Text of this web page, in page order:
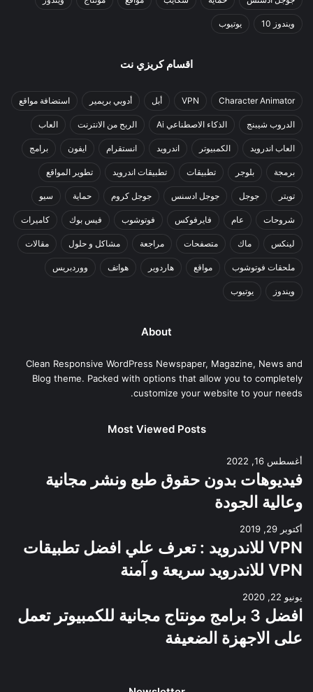
ويندوز 10 يوتيوب
اقسام كريزي نت
Character Animator
VPN أبل أدوبي بريمير استضافة مواقع
الدروب شيبنج الذكاء الاصطناعي Ai الربح من الانترنت العاب
العاب اندرويد الكمبيوتر اندرويد انستقرام ايفون برامج
برمجة بلوجر تطبيقات تطبيقات اندرويد تطوير المواقع
تويتر جوجل جوجل ادسنس جوجل كروم حماية سيو
شروحات عام فايرفوكس فوتوشوب فيس بوك كاميرات
لينكس ماك متصفحات مراجعة مشاكل و حلول مقالات
ملحقات فوتوشوب مواقع هاردوير هواتف ووردبريس
ويندوز يوتيوب
About
Clean Responsive WordPress Newspaper, Magazine, News and
Blog theme. Packed with options that allow you to completely
customize your website to your needs.
Most Viewed Posts
أغسطس 16, 2022
فيديوهات بدون حقوق طبع ونشر مجانية
وعالية الجودة
أكتوبر 29, 2019
VPN للاندرويد : تعرف علي افضل تطبيقات
VPN للاندرويد سريعة و آمنة
يونيو 22, 2020
افضل 3 برامج مونتاج مجانية للكمبيوتر تعمل
على الاجهزة الضعيفة